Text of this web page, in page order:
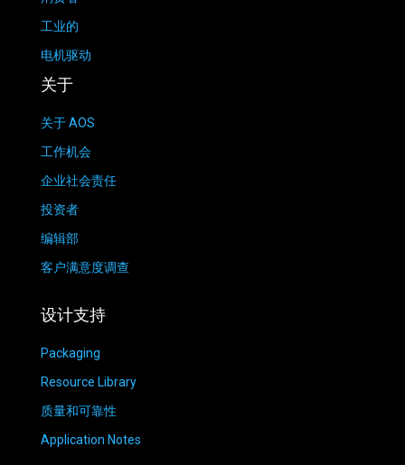
工业的
电机驱动
关于
关于 AOS
工作机会
企业社会责任
投资者
编辑部
客户满意度调查
设计支持
Packaging
Resource Library
质量和可靠性
Application Notes